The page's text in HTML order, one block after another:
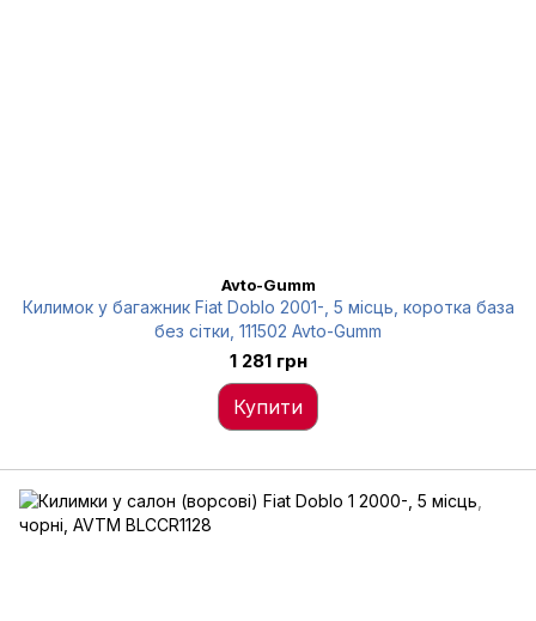
Avto-Gumm
Килимок у багажник Fiat Doblo 2001-, 5 місць, коротка база
без сітки, 111502 Avto-Gumm
1 281 грн
Купити